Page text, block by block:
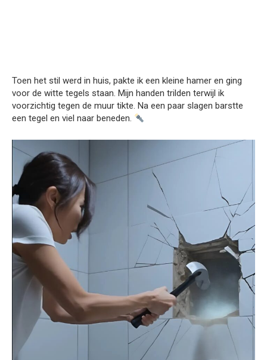
Toen het stil werd in huis, pakte ik een kleine hamer en ging
voor de witte tegels staan. Mijn handen trilden terwijl ik
voorzichtig tegen de muur tikte. Na een paar slagen barstte
een tegel en viel naar beneden.